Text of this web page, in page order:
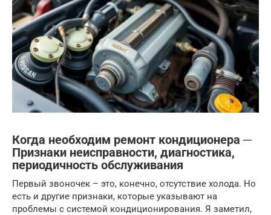
Когда необходим ремонт кондиционера ─
Признаки неисправности, диагностика,
периодичность обслуживания
Первый звоночек – это, конечно, отсутствие холода. Но
есть и другие признаки, которые указывают на
проблемы с системой кондиционирования. Я заметил,